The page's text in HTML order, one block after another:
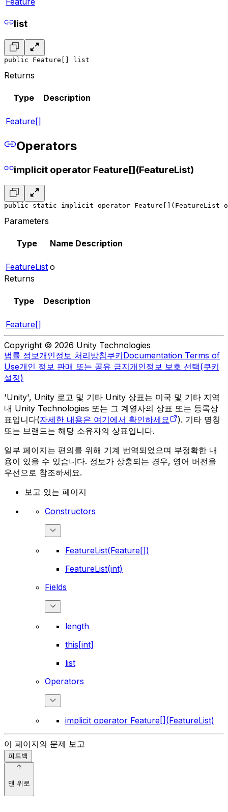
list
public Feature[] list
Returns
Type Description
Feature[]
Operators
implicit operator Feature[](FeatureList)
public static implicit operator Feature[](FeatureList
Parameters
Type Name Description
FeatureList o
Returns
Type Description
Feature[]
Copyright © 2026 Unity Technologies
법률 정보개인정보 처리방침쿠키Documentation Terms of
Use개인 정보 판매 또는 공유 금지개인정보 보호 선택(쿠키
설정)
'Unity', Unity 로고 및 기타 Unity 상표는 미국 및 기타 지역
내 Unity Technologies 또는 그 계열사의 상표 또는 등록상
표입니다(자세한 내용은 여기에서 확인하세요
). 기타 명칭
또는 브랜드는 해당 소유자의 상표입니다.
일부 페이지는 편의를 위해 기계 번역되었으며 부정확한 내
용이 있을 수 있습니다. 정보가 상충되는 경우, 영어 버전을
우선으로 참조하세요.
보고 있는 페이지
Constructors
FeatureList(Feature[])
FeatureList(int)
Fields
length
this[int]
list
Operators
implicit operator Feature[](FeatureList)
이 페이지의 문제 보고
피드백
맨 위로